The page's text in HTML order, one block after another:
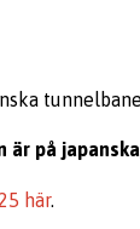
är på
här.